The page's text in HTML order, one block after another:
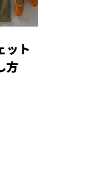
ット
方